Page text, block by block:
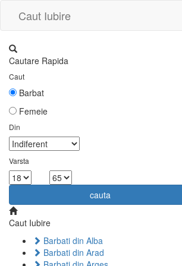
Caut Iubire
Cautare Rapida
Caut
Barbat
Femeie
Din
Varsta
cauta
Caut Iubire
Barbati din Alba
Barbati din Arad